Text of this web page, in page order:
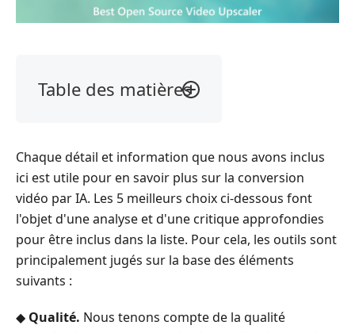
Table des matières
Video2X
Partie
2.
PIE
Partie
3.
Waifu2x
Partie
4.
Chaque détail et information que nous avons inclus
ici est utile pour en savoir plus sur la conversion
vidéo par IA. Les 5 meilleurs choix ci-dessous font
l'objet d'une analyse et d'une critique approfondies
pour être inclus dans la liste. Pour cela, les outils sont
principalement jugés sur la base des éléments
suivants :
◆ Qualité. Nous tenons compte de la qualité